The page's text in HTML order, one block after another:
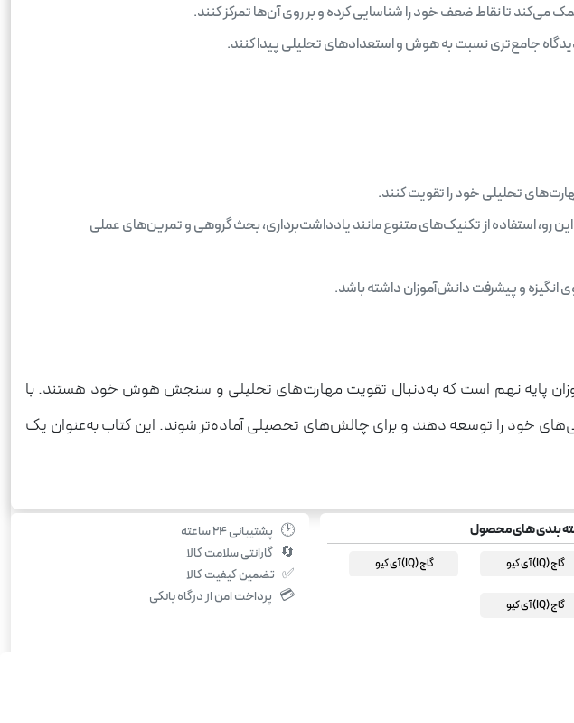
می‌کند تا نقاط ضعف خود را شناسایی کرده و بر روی آن‌ها تمرکز کنند.
دیدگاه جامع‌تری نسبت به هوش و استعدادهای تحلیلی پیدا کنند.
تحلیلی خود را تقویت کنند.
استفاده از تکنیک‌های متنوع مانند یادداشت‌برداری، بحث گروهی و تمرین‌های عملی
انگیزه و پیشرفت دانش‌آموزان داشته باشد.
پایه نهم است که به‌دنبال تقویت مهارت‌های تحلیلی و سنجش هوش خود هستند. با
خود را توسعه دهند و برای چالش‌های تحصیلی آماده‌تر شوند. این کتاب به‌عنوان یک
بندی های محصول
گاج (IQ) آی کیو گاج (IQ) آی کیو
گاج (IQ) آی کیو
🕑 پشتیبانی ۲۴ ساعته
🔄 گارانتی سلامت کالا
✅ تضمین کیفیت کالا
💳 پرداخت امن از درگاه بانکی